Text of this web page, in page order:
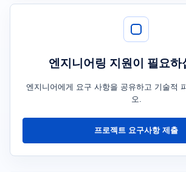
엔지니어링 지원이 필요하
엔지니어에게 요구 사항을 공유하고 기술적
오.
프로젝트 요구사항 제출